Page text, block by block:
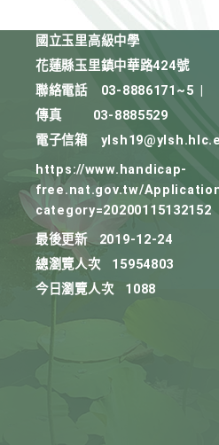
國立玉里高級中學
花蓮縣玉里鎮中華路424號
聯絡電話
03-8886171~5
傳真
03-8885529
電子信箱
https://www.handicap-
free.nat.gov.tw/
category=20200115132152
最後更新
2019-12-24
總瀏覽人次
15954803
今日瀏覽人次
1088